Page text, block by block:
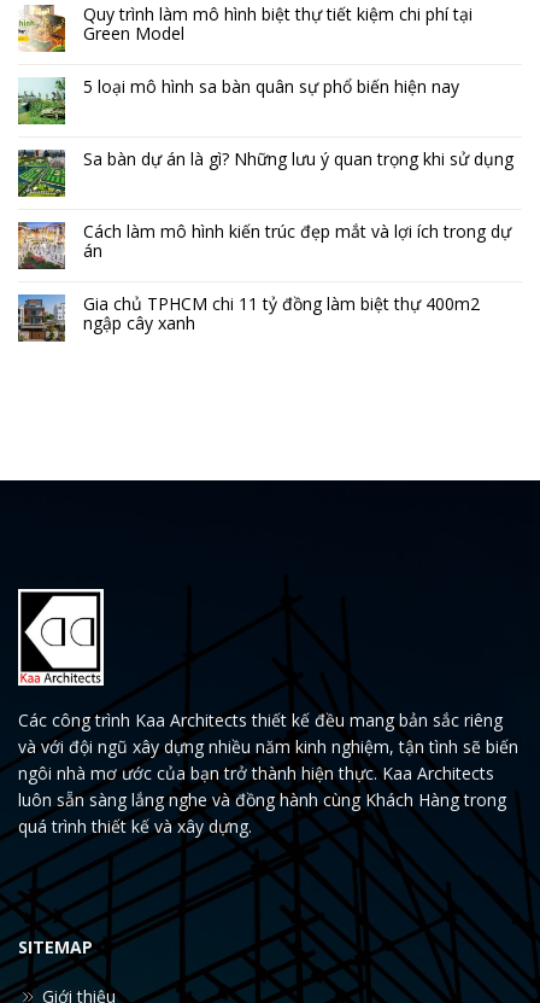
Quy trình làm mô hình biệt thự tiết kiệm chi phí tại
Green Model
5 loại mô hình sa bàn quân sự phổ biến hiện nay
Sa bàn dự án là gì? Những lưu ý quan trọng khi sử dụng
Cách làm mô hình kiến trúc đẹp mắt và lợi ích trong dự
án
Gia chủ TPHCM chi 11 tỷ đồng làm biệt thự 400m2
ngập cây xanh
Các công trình Kaa Architects thiết kế đều mang bản sắc riêng
và với đội ngũ xây dựng nhiều năm kinh nghiệm, tận tình sẽ biến
ngôi nhà mơ ước của bạn trở thành hiện thực. Kaa Architects
luôn sẵn sàng lắng nghe và đồng hành cùng Khách Hàng trong
quá trình thiết kế và xây dựng.
SITEMAP
Giới thiệu